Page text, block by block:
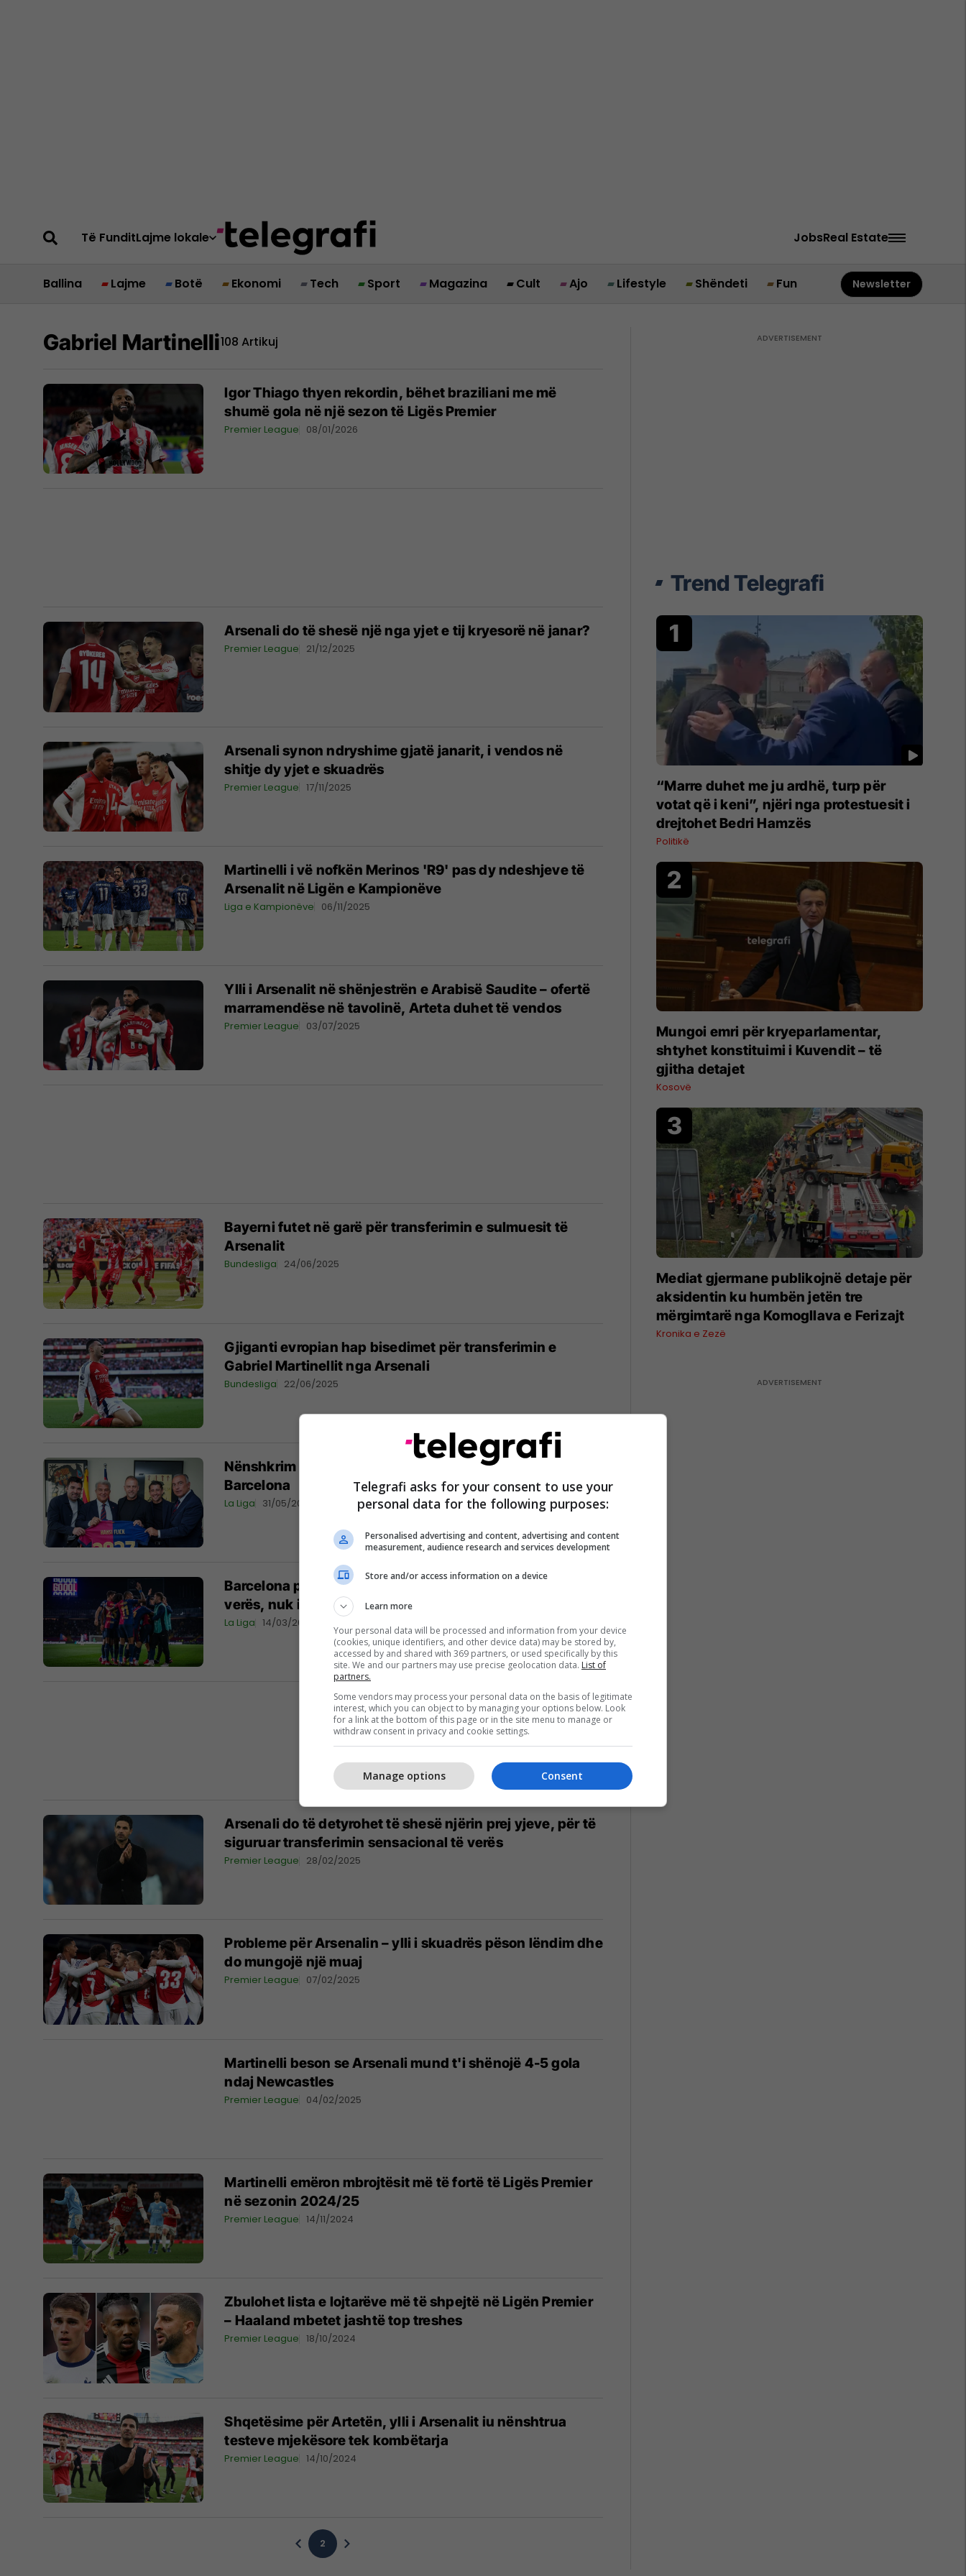
Të FunditLajme lokale JobsReal Estate
Ballina Lajme Botë Ekonomi Tech Sport Magazina Cult Ajo Lifestyle Shëndeti Fun Newsletter
Gabriel Martinelli108 Artikuj
Igor Thiago thyen rekordin, bëhet braziliani me më
shumë gola në një sezon të Ligës Premier
Premier League 08/01/2026
Arsenali do të shesë një nga yjet e tij kryesorë në janar?
Premier League 21/12/2025
Arsenali synon ndryshime gjatë janarit, i vendos në
shitje dy yjet e skuadrës
Premier League 17/11/2025
Martinelli i vë nofkën Merinos 'R9' pas dy ndeshjeve të
Arsenalit në Ligën e Kampionëve
Liga e Kampionëve 06/11/2025
Ylli i Arsenalit në shënjestrën e Arabisë Saudite – ofertë
marramendëse në tavolinë, Arteta duhet të vendos
Premier League 03/07/2025
Bayerni futet në garë për transferimin e sulmuesit të
Arsenalit
Bundesliga 24/06/2025
Gjiganti evropian hap bisedimet për transferimin e
Gabriel Martinellit nga Arsenali
Bundesliga 22/06/2025
Nënshkrim urgjent: Tre sulmuesit anësorë që synon
Barcelona
La Liga 31/05/2025
Barcelona planifikon transferimin e yllit brazilian gjatë
verës, nuk i intereson rikthimi i Neymarit
La Liga 14/03/2025
Arsenali do të detyrohet të shesë njërin prej yjeve, për të
siguruar transferimin sensacional të verës
Premier League 28/02/2025
Probleme për Arsenalin – ylli i skuadrës pëson lëndim dhe
do mungojë një muaj
Premier League 07/02/2025
Martinelli beson se Arsenali mund t'i shënojë 4-5 gola
ndaj Newcastles
Premier League 04/02/2025
Martinelli emëron mbrojtësit më të fortë të Ligës Premier
në sezonin 2024/25
Premier League 14/11/2024
Zbulohet lista e lojtarëve më të shpejtë në Ligën Premier
– Haaland mbetet jashtë top treshes
Premier League 18/10/2024
Shqetësime për Artetën, ylli i Arsenalit iu nënshtrua
testeve mjekësore tek kombëtarja
Premier League 14/10/2024
2
Trend Telegrafi
“Marre duhet me ju ardhë, turp për
votat që i keni”, njëri nga protestuesit i
drejtohet Bedri Hamzës
Politikë
Mungoi emri për kryeparlamentar,
shtyhet konstituimi i Kuvendit – të
gjitha detajet
Kosovë
Mediat gjermane publikojnë detaje për
aksidentin ku humbën jetën tre
mërgimtarë nga Komogllava e Ferizajt
Kronika e Zezë
Telegrafi asks for your consent to use your
personal data for the following purposes:
Personalised advertising and content, advertising and content
measurement, audience research and services development
Store and/or access information on a device
Learn more
Your personal data will be processed and information from your device
(cookies, unique identifiers, and other device data) may be stored by,
accessed by and shared with 369 partners, or used specifically by this
site. We and our partners may use precise geolocation data. List of
partners.
Some vendors may process your personal data on the basis of legitimate
interest, which you can object to by managing your options below. Look
for a link at the bottom of this page or in the site menu to manage or
withdraw consent in privacy and cookie settings.
Consent
Manage options